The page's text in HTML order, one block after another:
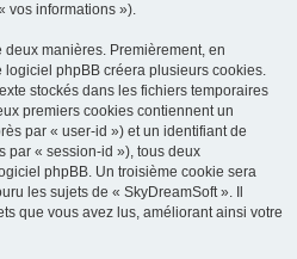
vos informations »).
manières. Premièrement, en
logiciel phpBB créera plusieurs cookies.
stockés dans les fichiers temporaires
premiers cookies contiennent un
par « user-id ») et un identifiant de
par « session-id »), tous deux
phpBB. Un troisième cookie sera
les sujets de « SkyDreamSoft ». Il
que vous avez lus, améliorant ainsi votre